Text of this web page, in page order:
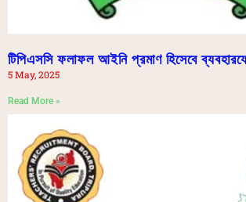
টিপিএসসি ফলাফল আইনি প্রমাণ হিসেবে
5 May, 2025
Read More »